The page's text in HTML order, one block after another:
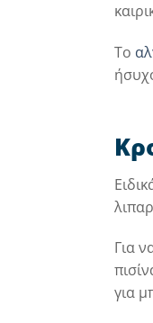
Το
Για
για